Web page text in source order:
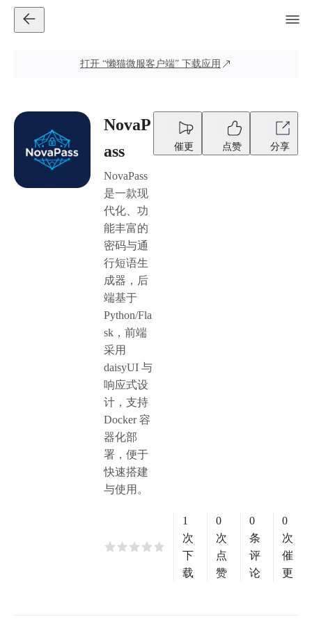
打开 “懒猫微服客户端” 下载应用
NovaP
ass
NovaPass
是一款现
代化、功
能丰富的
密码与通
行短语生
成器，后
端基于
Python/Fla
sk，前端
采用
daisyUI 与
响应式设
计，支持
Docker 容
器化部
署，便于
快速搭建
与使用。
催更 点赞 分享
1
次
下
载
0
次
点
赞
0
条
评
论
0
次
催
更